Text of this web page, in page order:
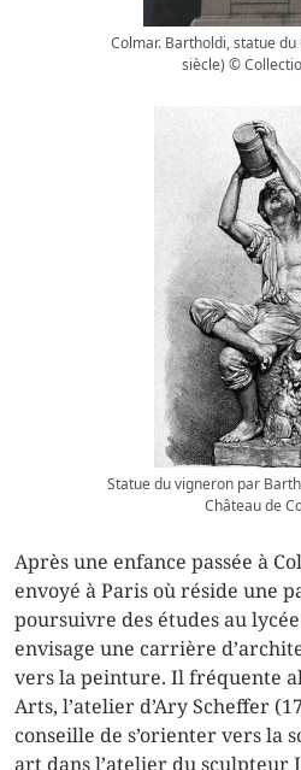
Colmar. Bartholdi, statue du
siècle) ©
Statue du vigneron par
Château de
Après une enfance passée à
envoyé à Paris où réside une
poursuivre des études au
envisage une carrière
vers la peinture. Il fréquente
Arts, l’atelier d’Ary Scheffer
conseille de s’orienter vers la
art dans l’atelier du sculpteur